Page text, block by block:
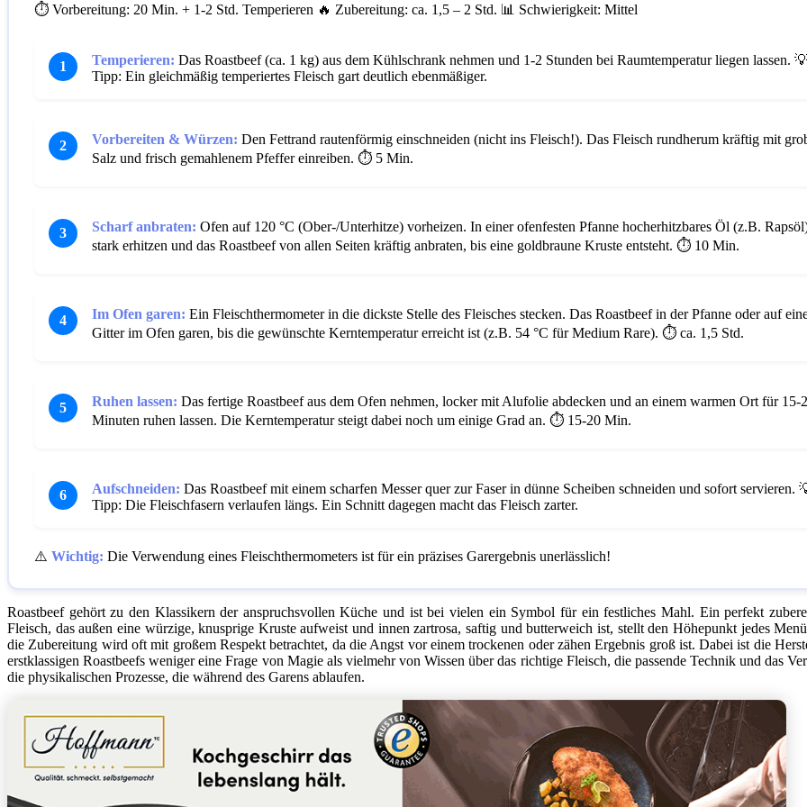
⏱️ Vorbereitung: 20 Min. + 1-2 Std. Temperieren 🔥 Zubereitung: ca. 1,5 – 2 Std. 📊 Schwierigkeit: Mittel
1 Temperieren: Das Roastbeef (ca. 1 kg) aus dem Kühlschrank nehmen und 1-2 Stunden bei Raumtemperatur liegen lassen.
Tipp: Ein gleichmäßig temperiertes Fleisch gart deutlich ebenmäßiger.
2 Vorbereiten & Würzen: Den Fettrand rautenförmig einschneiden (nicht ins Fleisch!). Das Fleisch rundherum kräftig mit
Salz und frisch gemahlenem Pfeffer einreiben. ⏱️ 5 Min.
3 Scharf anbraten: Ofen auf 120 °C (Ober-/Unterhitze) vorheizen. In einer ofenfesten Pfanne hocherhitzbares Öl (z.B.
stark erhitzen und das Roastbeef von allen Seiten kräftig anbraten, bis eine goldbraune Kruste entsteht. ⏱️ 10 Min.
4 Im Ofen garen: Ein Fleischthermometer in die dickste Stelle des Fleisches stecken. Das Roastbeef in der Pfanne oder auf
Gitter im Ofen garen, bis die gewünschte Kerntemperatur erreicht ist (z.B. 54 °C für Medium Rare). ⏱️ ca. 1,5 Std.
5 Ruhen lassen: Das fertige Roastbeef aus dem Ofen nehmen, locker mit Alufolie abdecken und an einem warmen Ort für 15-
Minuten ruhen lassen. Die Kerntemperatur steigt dabei noch um einige Grad an. ⏱️ 15-20 Min.
6 Aufschneiden: Das Roastbeef mit einem scharfen Messer quer zur Faser in dünne Scheiben schneiden und sofort servieren.
Tipp: Die Fleischfasern verlaufen längs. Ein Schnitt dagegen macht das Fleisch zarter.
⚠️ Wichtig: Die Verwendung eines Fleischthermometers ist für ein präzises Garergebnis unerlässlich!
Roastbeef gehört zu den Klassikern der anspruchsvollen Küche und ist bei vielen ein Symbol für ein festliches Mahl. Ein perfekt
Fleisch, das außen eine würzige, knusprige Kruste aufweist und innen zartrosa, saftig und butterweich ist, stellt den Höhepunkt jedes
die Zubereitung wird oft mit großem Respekt betrachtet, da die Angst vor einem trockenen oder zähen Ergebnis groß ist. Dabei ist die
erstklassigen Roastbeefs weniger eine Frage von Magie als vielmehr von Wissen über das richtige Fleisch, die passende Technik und das
die physikalischen Prozesse, die während des Garens ablaufen.